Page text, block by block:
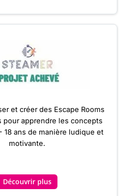
et créer des Escape Rooms
pour apprendre les concepts
18 ans de manière ludique et
motivante.
Découvrir plus